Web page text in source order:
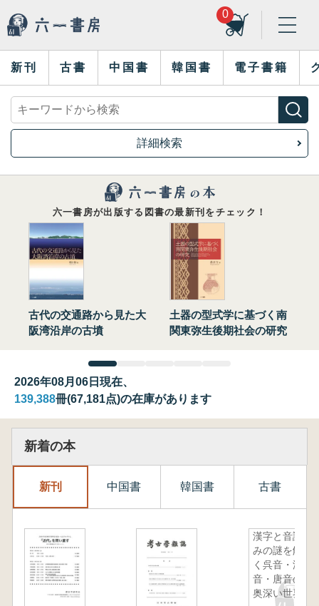
0
新刊 古書 中国書 韓国書 電子書籍
詳細検索
六一書房が出版する図書の最新刊をチェック！
古代の交通路から見た大
阪湾沿岸の古墳
土器の型式学に基づく南
関東弥生後期社会の研究
2026年08月06日現在、
139,388冊(67,181点)の在庫があります
新着の本
新刊 中国書 韓国書 古書
漢字と音読
みの謎を解
く呉音・漢
音・唐音の
奥深い世界